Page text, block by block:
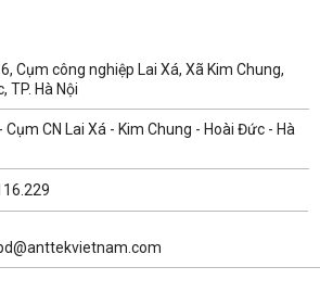
6, Cụm công nghiệp Lai Xá, Xã Kim Chung,
TP. Hà Nội
Cụm CN Lai Xá - Kim Chung - Hoài Đức - Hà